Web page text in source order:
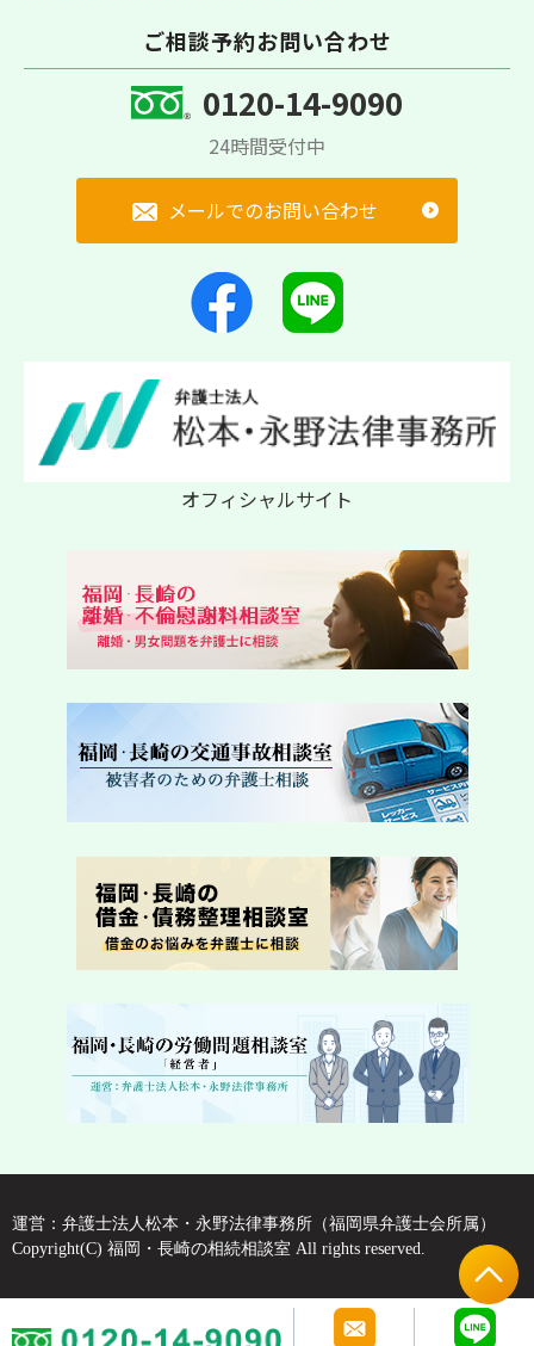
ご相談予約お問い合わせ
0120-14-9090
24時間受付中
メールでのお問い合わせ
オフィシャルサイト
運営：弁護士法人松本・永野法律事務所（福岡県弁護士会所属）
Copyright(C) 福岡・長崎の相続相談室 All rights reserved.